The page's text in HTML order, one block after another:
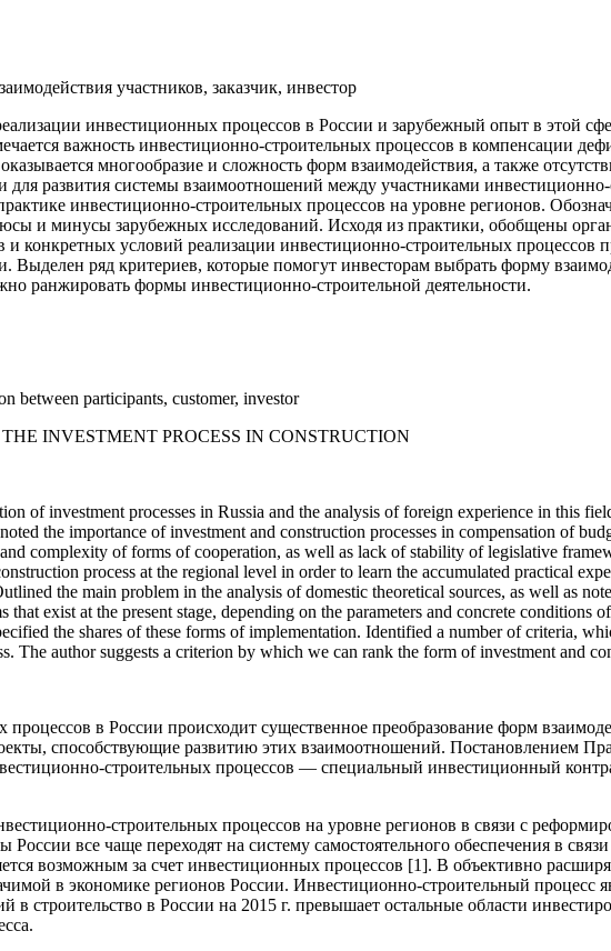
участников, заказчик, инвестор
инвестиционных процессов в России и зарубежный опыт в этой
важность инвестиционно-строительных процессов в компенсации
многообразие и сложность форм взаимодействия, а также
развития системы взаимоотношений между участниками
инвестиционно-строительных процессов на уровне регионов.
и минусы зарубежных исследований. Исходя из практики, обобщены
и конкретных условий реализации инвестиционно-строительных
Выделен ряд критериев, которые помогут инвесторам выбрать форму
ранжировать формы инвестиционно-строительной деятельности.
between participants, customer, investor
INVESTMENT PROCESS IN CONSTRUCTION
of investment processes in Russia and the analysis of foreign experience in this
the importance of investment and construction processes in compensation of
complexity of forms of cooperation, as well as lack of stability of legislative
process at the regional level in order to learn the accumulated practical
the main problem in the analysis of domestic theoretical sources, as well as
exist at the present stage, depending on the parameters and concrete
the shares of these forms of implementation. Identified a number of criteria,
The author suggests a criterion by which we can rank the form of investment and
в России происходит существенное преобразование форм
способствующие развитию этих взаимоотношений. Постановлением
строительных процессов — специальный инвестиционный
строительных процессов на уровне регионов в связи с
России все чаще переходят на систему самостоятельного обеспечения в
возможным за счет инвестиционных процессов [1]. В объективно
в экономике регионов России. Инвестиционно-строительный
строительство в России на 2015 г. превышает остальные области